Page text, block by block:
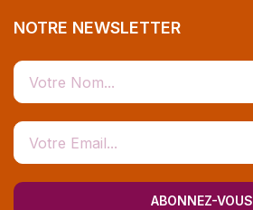
NOTRE NEWSLETTER
ABONNEZ-VOUS